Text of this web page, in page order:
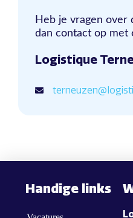
Heb je vragen over
dan contact op met
Logistique
Handige links